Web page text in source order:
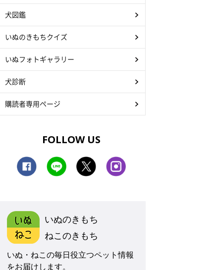
犬図鑑
いぬのきもちクイズ
いぬフォトギャラリー
犬診断
購読者専用ページ
FOLLOW US
いぬのきもち
ねこのきもち
いぬ・ねこの毎日役立つペット情報
をお届けします。